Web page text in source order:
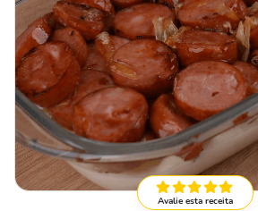
Avalie esta receita